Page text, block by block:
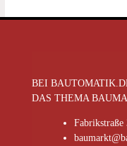
BEI
DAS THEMA
Fabrikstraße